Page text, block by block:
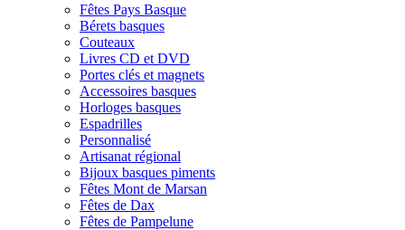
Fêtes Pays Basque
Bérets basques
Couteaux
Livres CD et DVD
Portes clés et magnets
Accessoires basques
Horloges basques
Espadrilles
Personnalisé
Artisanat régional
Bijoux basques piments
Fêtes Mont de Marsan
Fêtes de Dax
Fêtes de Pampelune